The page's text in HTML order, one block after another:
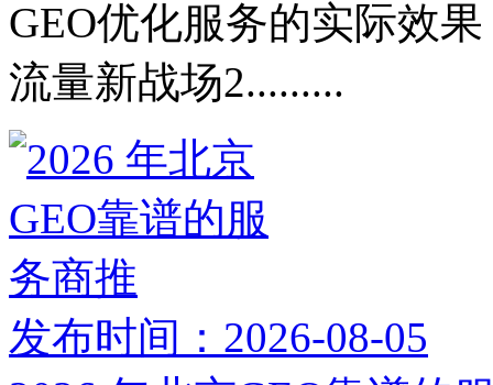
GEO优化服务的实际效
流量新战场2.........
发布时间：2026-08-05